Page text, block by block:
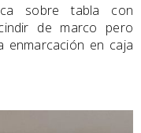
sobre tabla con
de marco pero
enmarcación en caja